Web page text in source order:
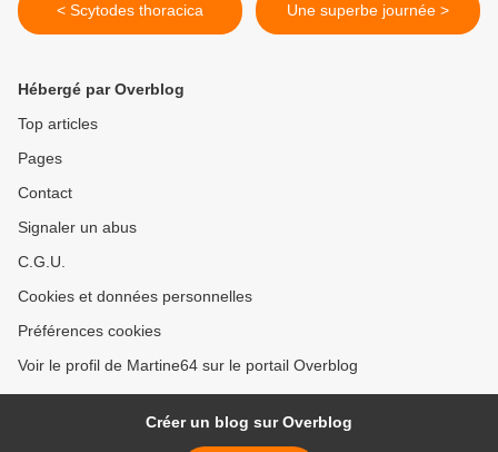
< Scytodes thoracica Une superbe journée >
Hébergé par Overblog
Top articles
Pages
Contact
Signaler un abus
C.G.U.
Cookies et données personnelles
Préférences cookies
Voir le profil de Martine64 sur le portail Overblog
Créer un blog sur Overblog